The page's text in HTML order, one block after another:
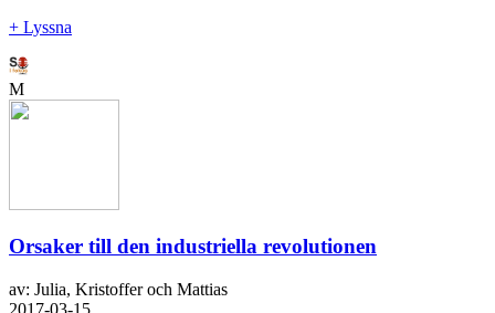
+ Lyssna
M
Orsaker till den industriella revolutionen
av: Julia, Kristoffer och Mattias
2017-03-15